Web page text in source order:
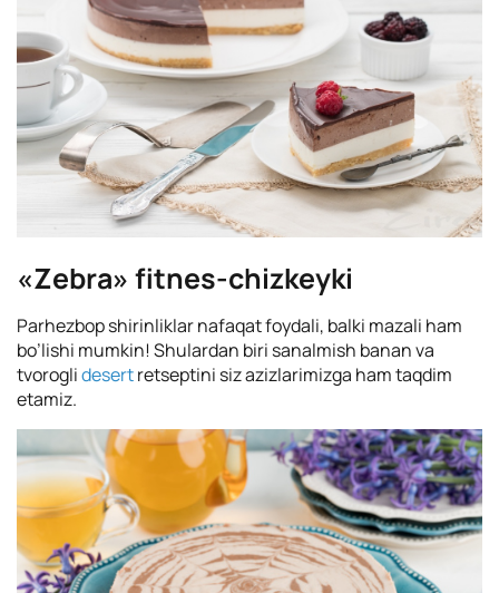
«Zebra» fitnes-chizkeyki
Parhezbop shirinliklar nafaqat foydali, balki mazali ham
bo’lishi mumkin! Shulardan biri sanalmish banan va
tvoroglidesertretseptini siz azizlarimizga ham taqdim
etamiz.